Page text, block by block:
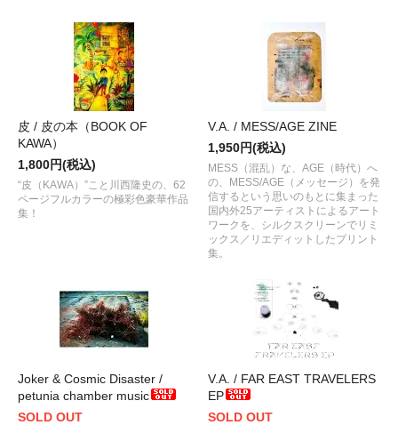
皮 / 皮の本（BOOK OF
KAWA）
1,800円(税込)
“皮（KAWA）”こと川西隆史の、62
ページフルカラーの極彩色豪華作品
集！
V.A. / MESS/AGE ZINE
1,950円(税込)
MESS（混乱）な、AGE（時代）へ
の、MESS/AGE（メッセージ）を発
信するという思いのもとに集まった
国内外25アーティストによるアート
ワークを、シルクスクリーンでリミ
ックス／リエディットしたプリント
集。
Joker & Cosmic Disaster /
petunia chamber music
SOLD OUT
V.A. / FAR EAST TRAVELERS
EP
SOLD OUT